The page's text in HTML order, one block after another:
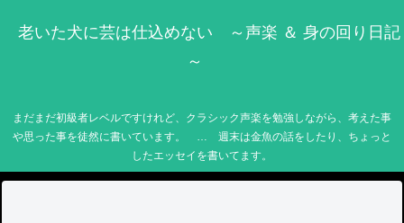
老いた犬に芸は仕込めない ～声楽 ＆ 身の回り日記
～
まだまだ初級者レベルですけれど、クラシック声楽を勉強しながら、考えた事
や思った事を徒然に書いています。 … 週末は金魚の話をしたり、ちょっと
したエッセイを書いてます。